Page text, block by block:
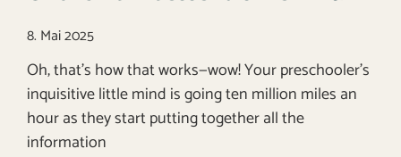
8. Mai 2025
Oh, that’s how that works—wow! Your preschooler’s
inquisitive little mind is going ten million miles an
hour as they start putting together all the
information